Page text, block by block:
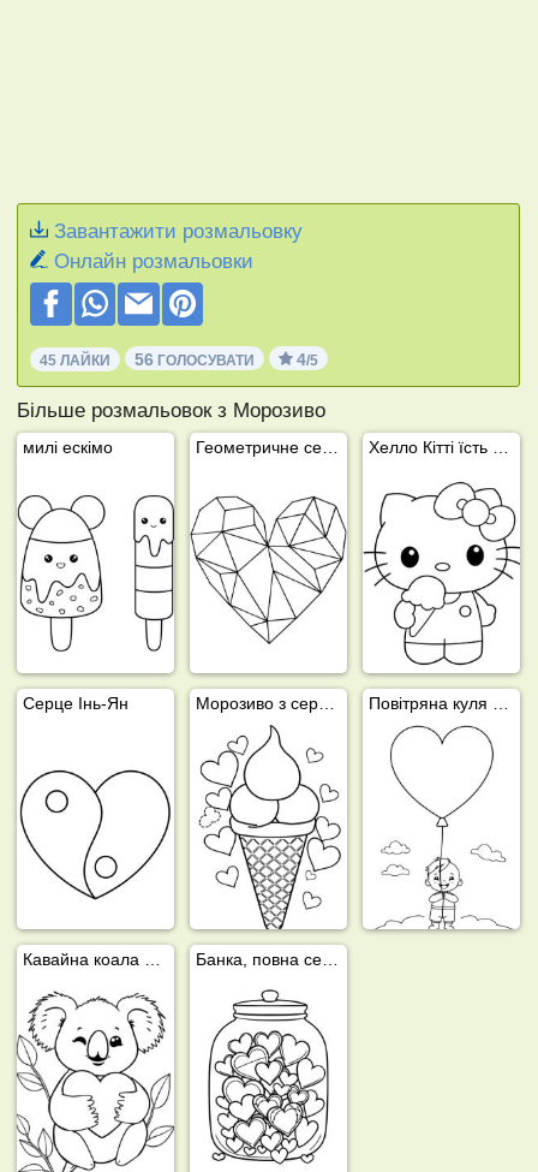
Завантажити розмальовку
Онлайн розмальовки
45 ЛАЙКИ 56 ГОЛОСУВАТИ 4/5
Більше розмальовок з Морозиво
милі ескімо
Серце Інь-Ян